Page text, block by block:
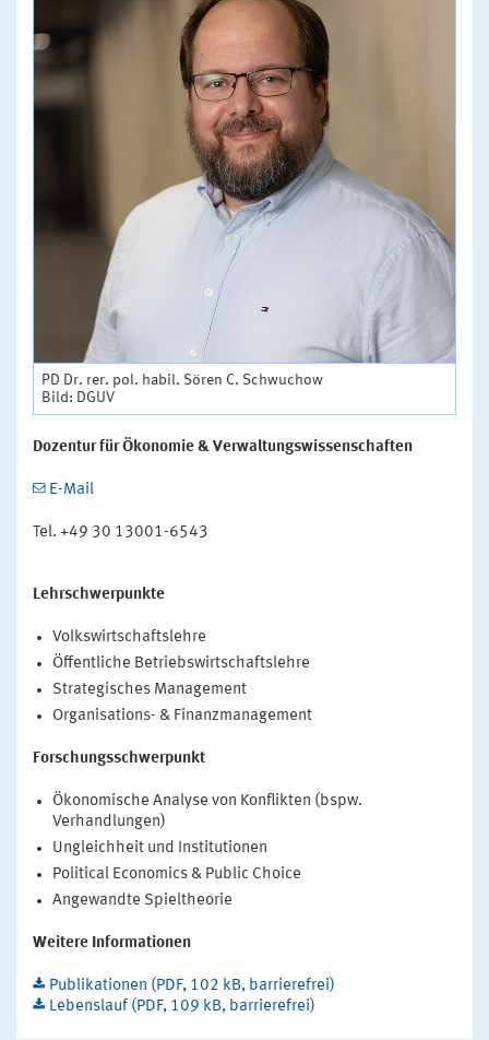
PD Dr. rer. pol. habil. Sören C. Schwuchow
Bild: DGUV
Dozentur für Ökonomie & Verwaltungswissenschaften
E-Mail
Tel. +49 30 13001-6543
Lehrschwerpunkte
Volkswirtschaftslehre
Öffentliche Betriebswirtschaftslehre
Strategisches Management
Organisations- & Finanzmanagement
Forschungsschwerpunkt
Ökonomische Analyse von Konflikten (bspw.
Verhandlungen)
Ungleichheit und Institutionen
Political Economics & Public Choice
Angewandte Spieltheorie
Weitere Informationen
Publikationen (PDF, 102 kB, barrierefrei)
Lebenslauf (PDF, 109 kB, barrierefrei)